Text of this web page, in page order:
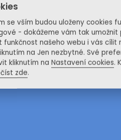
školení? Proč byste si
BOZP - práce z domova
|Referentská
se vším budou uloženy cookies
- dokážeme vám tak umožnit
funkčnost našeho webu i vás cílit
na Jen nezbytné. Své
kliknutím na Nastavení cookies.
zde.